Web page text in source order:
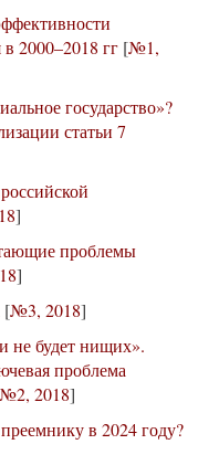
2000–2018 гг [№1,
государство»?
статьи 7
]
проблемы
]
[№3, 2018]
не будет нищих».
проблема
№2, 2018]
в 2024 году?